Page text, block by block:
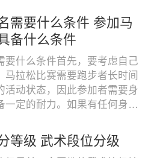
需要什么条件 参加马
备什么条件
要什么条件首先，要考虑自己
马拉松比赛需要跑步者长时间
活动状态，因此参加者需要身
一定的耐力。如果有任何身体
等级 武术段位分级